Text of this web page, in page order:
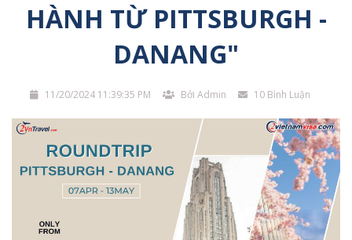
HÀNH TỪ PITTSBURGH -
DANANG"
11/20/2024 11:39:35 PM Bởi Admin 10 Bình Luận